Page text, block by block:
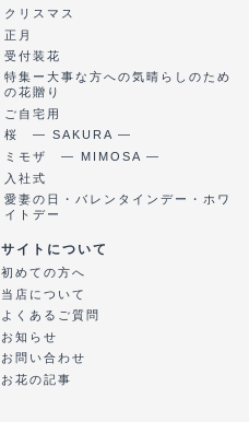
クリスマス
正月
受付装花
特集ー大事な方への気晴らしのため
の花贈り
ご自宅用
桜 ― SAKURA ―
ミモザ ― MIMOSA ―
入社式
愛妻の日・バレンタインデー・ホワ
イトデー
サイトについて
初めての方へ
当店について
よくあるご質問
お知らせ
お問い合わせ
お花の記事